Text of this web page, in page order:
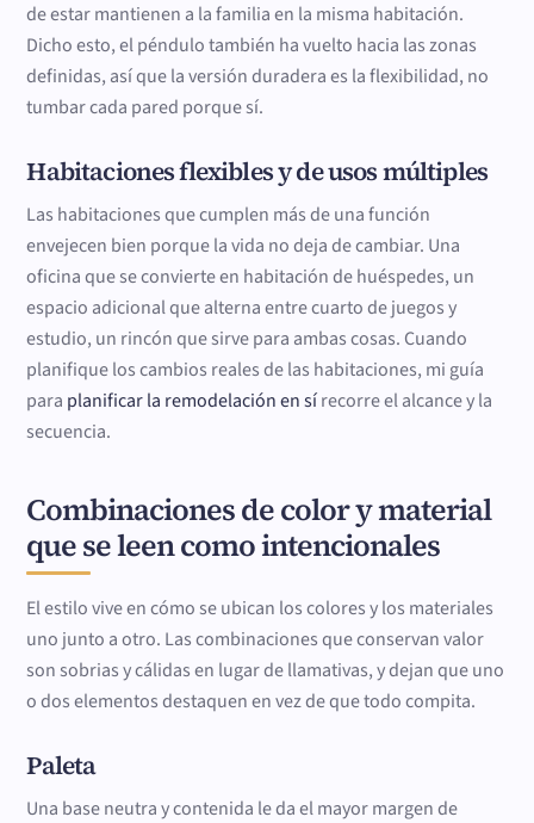
de estar mantienen a la familia en la misma habitación.
Dicho esto, el péndulo también ha vuelto hacia las zonas
definidas, así que la versión duradera es la flexibilidad, no
tumbar cada pared porque sí.
Habitaciones flexibles y de usos múltiples
Las habitaciones que cumplen más de una función
envejecen bien porque la vida no deja de cambiar. Una
oficina que se convierte en habitación de huéspedes, un
espacio adicional que alterna entre cuarto de juegos y
estudio, un rincón que sirve para ambas cosas. Cuando
planifique los cambios reales de las habitaciones, mi guía
para planificar la remodelación en sírecorre el alcance y la
secuencia.
Combinaciones de color y material
que se leen como intencionales
El estilo vive en cómo se ubican los colores y los materiales
uno junto a otro. Las combinaciones que conservan valor
son sobrias y cálidas en lugar de llamativas, y dejan que uno
o dos elementos destaquen en vez de que todo compita.
Paleta
Una base neutra y contenida le da el mayor margen de